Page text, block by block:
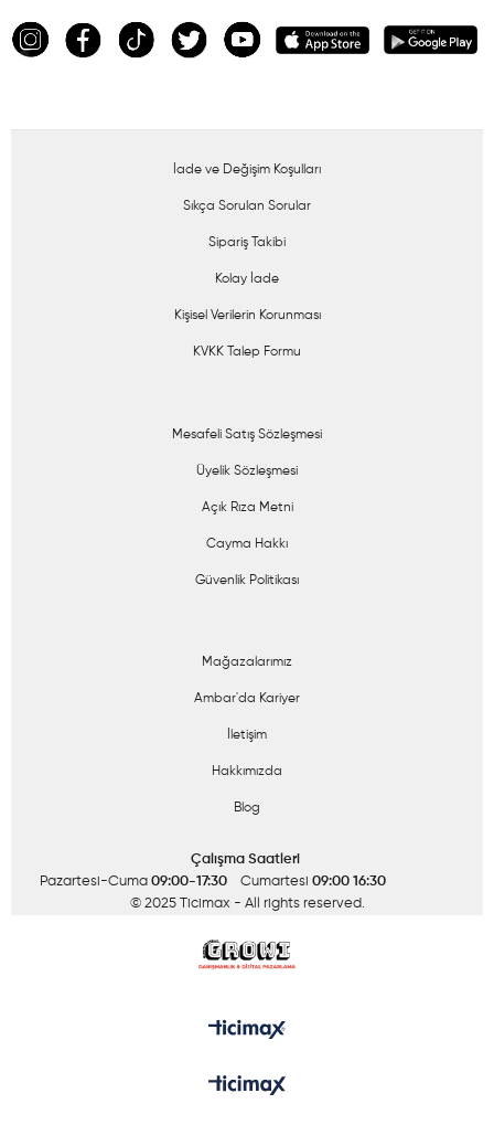
İade ve Değişim Koşulları
Sıkça Sorulan Sorular
Sipariş Takibi
Kolay İade
Kişisel Verilerin Korunması
KVKK Talep Formu
Mesafeli Satış Sözleşmesi
Üyelik Sözleşmesi
Açık Rıza Metni
Cayma Hakkı
Güvenlik Politikası
Mağazalarımız
Ambar'da Kariyer
İletişim
Hakkımızda
Blog
Çalışma Saatleri
Pazartesi-Cuma 09:00-17:30 Cumartesi 09:00 16:30
© 2025 Ticimax - All rights reserved.